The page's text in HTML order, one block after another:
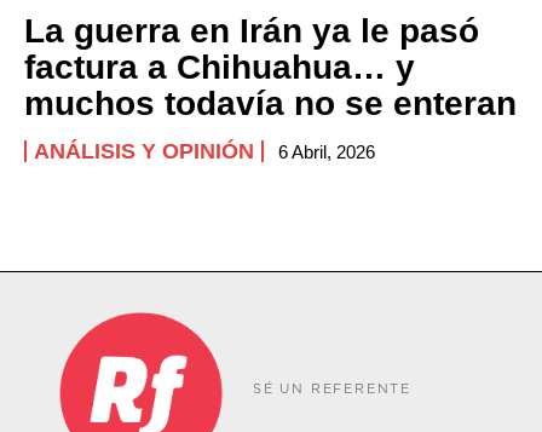
La guerra en Irán ya le pasó
factura a Chihuahua… y
muchos todavía no se enteran
ANÁLISIS Y OPINIÓN 6 Abril, 2026
SÉ UN REFERENTE